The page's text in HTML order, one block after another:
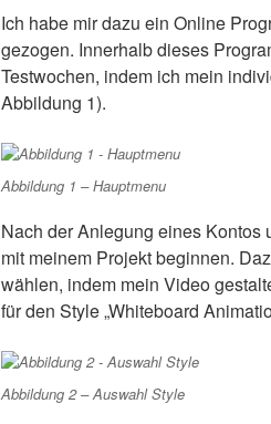
Ich habe mir dazu ein Online
gezogen. Innerhalb dieses
Testwochen, indem ich mein
Abbildung 1).
Abbildung 1 – Hauptmenu
Nach der Anlegung eines Kontos
mit meinem Projekt beginnen.
wählen, indem mein Video
für den Style „Whiteboard
Abbildung 2 – Auswahl Style